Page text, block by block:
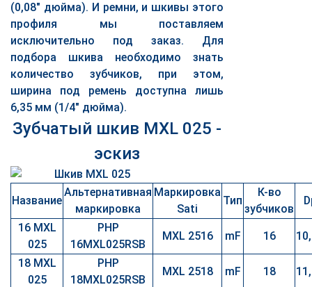
(0,08" дюйма). И ремни, и шкивы этого
профиля мы поставляем
исключительно под заказ. Для
подбора шкива необходимо знать
количество зубчиков, при этом,
ширина под ремень доступна лишь
6,35 мм (1/4" дюйма).
Зубчатый шкив MXL 025 -
эскиз
Название
Альтернативная
маркировка
Маркировка
Sati
Тип
К-во
зубчиков
16 MXL
025
PHP
16MXL025RSB
MXL 2516 mF 16
18 MXL
025
PHP
18MXL025RSB
MXL 2518 mF 18